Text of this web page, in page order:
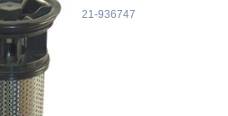
21-936747